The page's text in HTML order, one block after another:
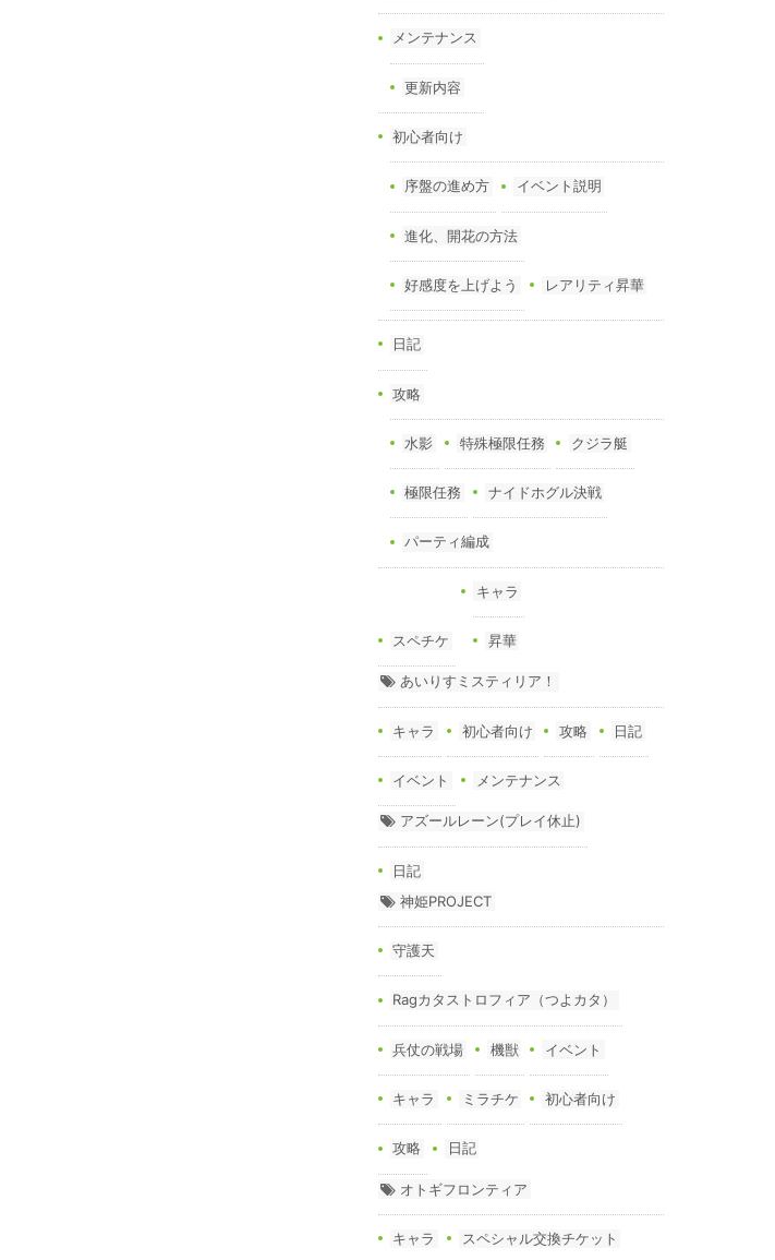
メンテナンス
更新内容
初心者向け
序盤の進め方 イベント説明
進化、開花の方法
好感度を上げよう レアリティ昇華
日記
攻略
水影 特殊極限任務 クジラ艇
極限任務 ナイドホグル決戦
パーティ編成
スペチケ
キャラ
昇華
あいりすミスティリア！
キャラ 初心者向け 攻略 日記
イベント メンテナンス
アズールレーン(プレイ休止)
日記
神姫PROJECT
守護天
Ragカタストロフィア（つよカタ）
兵仗の戦場 機獣 イベント
キャラ ミラチケ 初心者向け
攻略 日記
オトギフロンティア
キャラ スペシャル交換チケット